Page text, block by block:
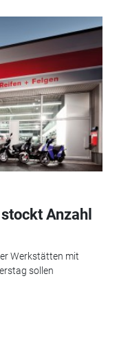
Anzahl
Werkstätten mit
sollen